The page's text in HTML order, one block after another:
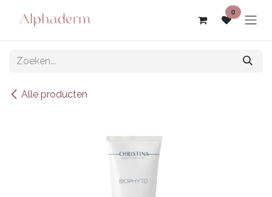
0
Alle producten